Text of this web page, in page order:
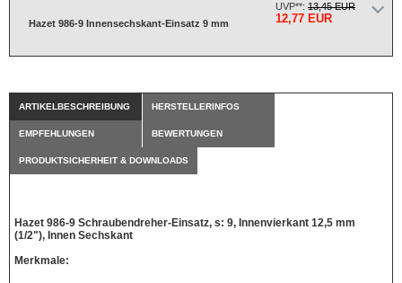
Hazet 986-9 Innensechskant-Einsatz 9 mm
UVP**: 13,45 EUR
12,77 EUR
ARTIKELBESCHREIBUNG HERSTELLERINFOS
EMPFEHLUNGEN BEWERTUNGEN
PRODUKTSICHERHEIT & DOWNLOADS
Hazet 986-9 Schraubendreher-Einsatz, s: 9, Innenvierkant 12,5 mm
(1/2"), Innen Sechskant
Merkmale: